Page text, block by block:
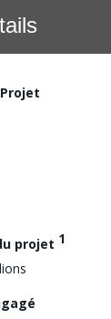
projet 1